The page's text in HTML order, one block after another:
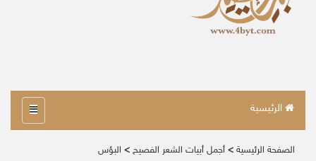
الرئيسية
الصفحة الرئيسية > أجمل أبيات الشعر الفصيح > البؤس